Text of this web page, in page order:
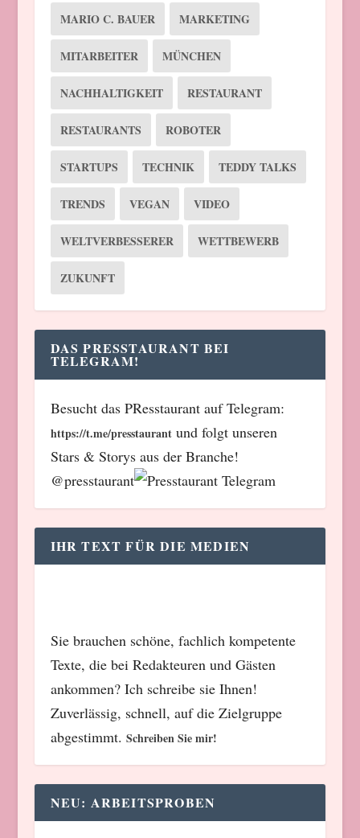
MARIO C. BAUER MARKETING
MITARBEITER MÜNCHEN
NACHHALTIGKEIT RESTAURANT
RESTAURANTS ROBOTER
STARTUPS TECHNIK TEDDY TALKS
TRENDS VEGAN VIDEO
WELTVERBESSERER WETTBEWERB
ZUKUNFT
DAS PRESSTAURANT BEI
TELEGRAM!
Besucht das PResstaurant auf Telegram:
https://t.me/presstaurantund folgt unseren
Stars & Storys aus der Branche!
@presstaurant
IHR TEXT FÜR DIE MEDIEN
Sie brauchen schöne, fachlich kompetente
Texte, die bei Redakteuren und Gästen
ankommen? Ich schreibe sie Ihnen!
Zuverlässig, schnell, auf die Zielgruppe
abgestimmt. Schreiben Sie mir!
NEU: ARBEITSPROBEN